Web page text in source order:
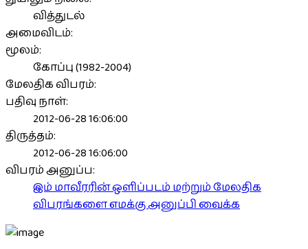
வித்துடல்
அமைவிடம்:
மூலம்:
கோப்பு (1982-2004)
மேலதிக விபரம்:
பதிவு நாள்:
2012-06-28 16:06:00
திருத்தம்:
2012-06-28 16:06:00
விபரம் அனுப்ப:
இம் மாவீரரின் ஒளிப்படம் மற்றும் மேலதிக
விபரங்களை எமக்கு அனுப்பி வைக்க